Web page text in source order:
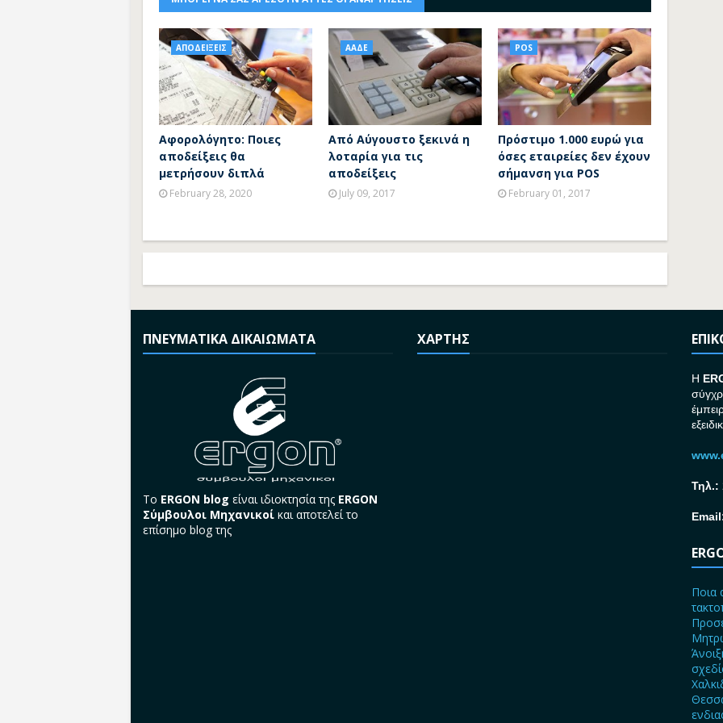
ΑΠΟΔΕΙΞΕΙΣ
Αφορολόγητο: Ποιες
αποδείξεις θα
μετρήσουν διπλά
February 28, 2020
ΑΑΔΕ
Από Αύγουστο ξεκινά η
λοταρία για τις
αποδείξεις
July 09, 2017
POS
Πρόστιμο 1.000 ευρώ για
όσες εταιρείες δεν έχουν
σήμανση για POS
February 01, 2017
ΠΝΕΥΜΑΤΙΚΑ ΔΙΚΑΙΩΜΑΤΑ
Το ERGON blog είναι ιδιοκτησία της ERGON
Σύμβουλοι Μηχανικοί και αποτελεί το
επίσημο blog της
ΧΑΡΤΗΣ
H
Τηλ.:
Ποια